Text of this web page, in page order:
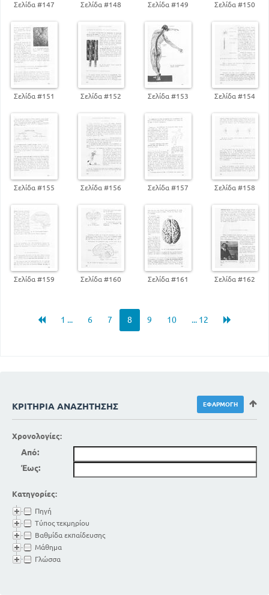
Σελίδα #147 Σελίδα #148 Σελίδα #149 Σελίδα #150
Σελίδα #151 Σελίδα #152 Σελίδα #153 Σελίδα #154
Σελίδα #155 Σελίδα #156 Σελίδα #157 Σελίδα #158
Σελίδα #159 Σελίδα #160 Σελίδα #161 Σελίδα #162
1 ... 6 7 8 9 10 ... 12
ΚΡΙΤΉΡΙΑ ΑΝΑΖΉΤΗΣΗΣ
Χρονολογίες:
Από:
Έως:
Κατηγορίες:
Πηγή
Τύπος τεκμηρίου
Βαθμίδα εκπαίδευσης
Μάθημα
Γλώσσα